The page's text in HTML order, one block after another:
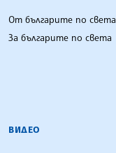
От българите по света
За българите по света
ВИДЕО